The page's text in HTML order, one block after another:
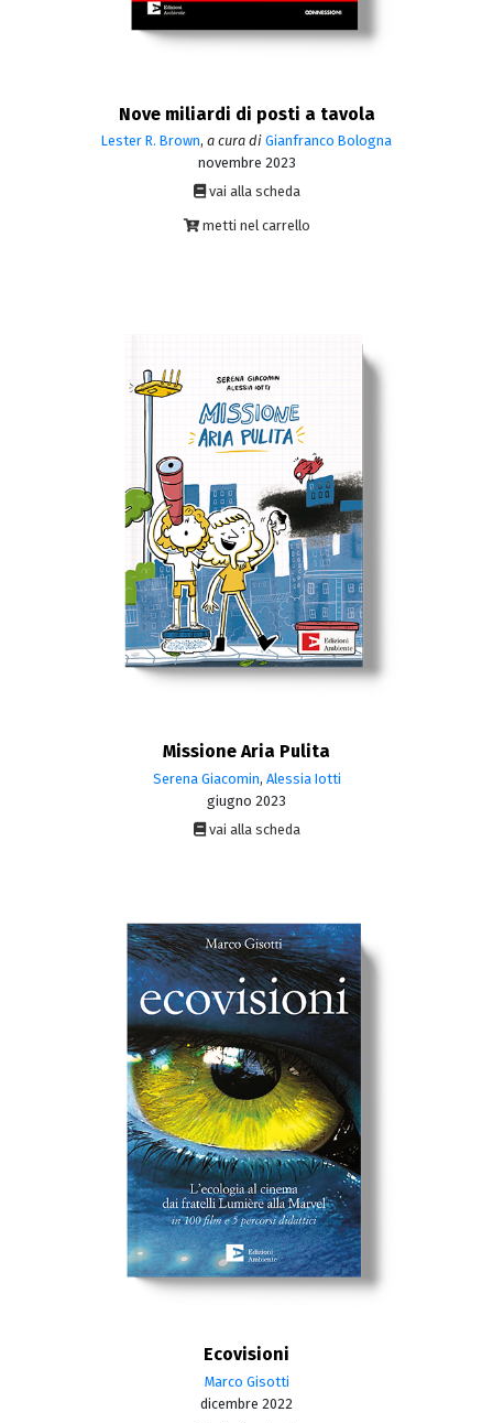
Nove miliardi di posti a tavola
Lester R. Brown, a cura di Gianfranco Bologna
novembre 2023
vai alla scheda
metti nel carrello
Missione Aria Pulita
Serena Giacomin, Alessia Iotti
giugno 2023
vai alla scheda
Ecovisioni
Marco Gisotti
dicembre 2022